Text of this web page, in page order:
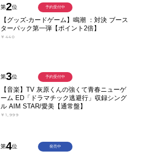
第2位
【グッズ-カードゲーム】鳴潮 ：対決 ブース
ターパック第一弾【ポイント2倍】
￥440
予約受付中
第3位
【音楽】TV 灰原くんの強くて青春ニューゲ
ーム ED「ドラマチック逃避行」収録シング
ル AIM STAR/愛美【通常盤】
￥1,999
予約受付中
第4位 発売中